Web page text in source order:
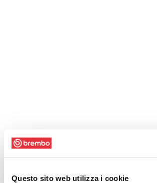
Questo sito web utilizza i cookie